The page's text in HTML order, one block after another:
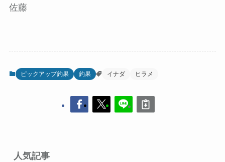
佐藤
ピックアップ釣果 釣果 イナダ ヒラメ
人気記事